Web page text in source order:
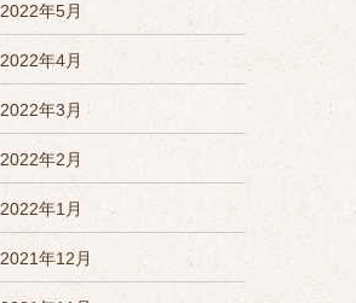
2022年5月
2022年4月
2022年3月
2022年2月
2022年1月
2021年12月